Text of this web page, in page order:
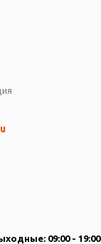
09:00 - 19:00